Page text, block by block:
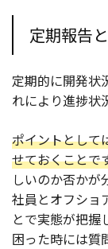
定期報告
定期的に開発状
れにより進捗状
ポイントとして
せておくことで
しいのか否かが
社員とオフショ
とで実態が把握
困った時には質